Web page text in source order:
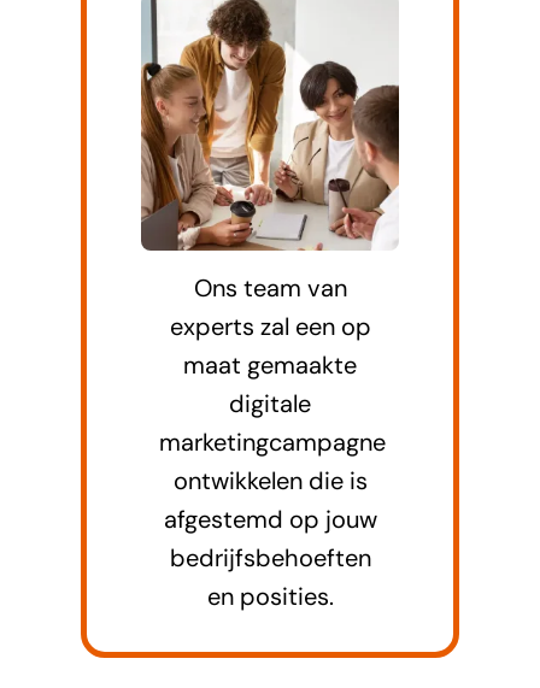
Ons team van
experts zal een op
maat gemaakte
digitale
marketingcampagne
ontwikkelen die is
afgestemd op jouw
bedrijfsbehoeften
en posities.